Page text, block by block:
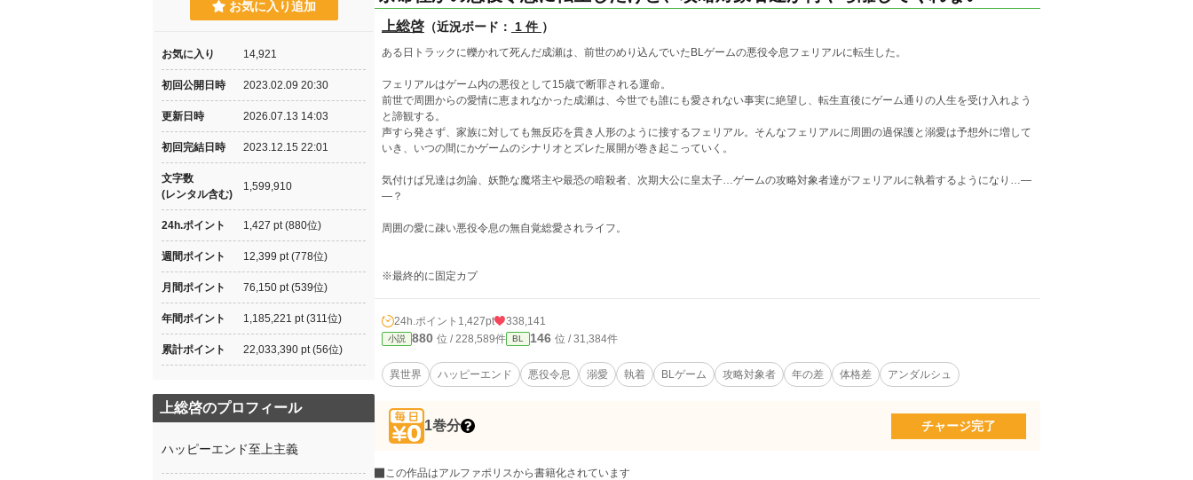
上総啓 （近況ボード： 1 件 ）
ある日トラックに轢かれて死んだ成瀬は、前世のめり込んでいたBLゲームの悪役令息フェリアルに転生した。
フェリアルはゲーム内の悪役として15歳で断罪される運命。
前世で周囲からの愛情に恵まれなかった成瀬は、今世でも誰にも愛されない事実に絶望し、転生直後にゲーム通りの人生を受け入れよう
と諦観する。
声すら発さず、家族に対しても無反応を貫き人形のように接するフェリアル。そんなフェリアルに周囲の過保護と溺愛は予想外に増して
いき、いつの間にかゲームのシナリオとズレた展開が巻き起こっていく。
気付けば兄達は勿論、妖艶な魔塔主や最恐の暗殺者、次期大公に皇太子…ゲームの攻略対象者達がフェリアルに執着するようになり…―
―？
周囲の愛に疎い悪役令息の無自覚総愛されライフ。
※最終的に固定カプ
24h.ポイント 1,427pt 338,141
小説 880 位 / 228,589件 BL 146 位 / 31,384件
異世界 ハッピーエンド 悪役令息 溺愛 執着 BLゲーム 攻略対象者 年の差 体格差 アンダルシュ
1巻分 チャージ完了
この作品はアルファポリスから書籍化されています
お気に入り追加
お気に入り 14,921
初回公開日時 2023.02.09 20:30
更新日時 2026.07.13 14:03
初回完結日時 2023.12.15 22:01
文字数
(レンタル含む)
1,599,910
24h.ポイント 1,427 pt (880位)
週間ポイント 12,399 pt (778位)
月間ポイント 76,150 pt (539位)
年間ポイント 1,185,221 pt (311位)
累計ポイント 22,033,390 pt (56位)
上総啓のプロフィール
ハッピーエンド至上主義